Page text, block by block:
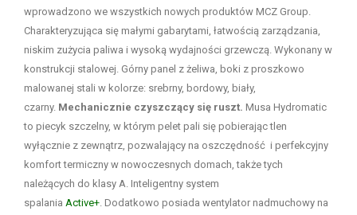
wprowadzono we wszystkich nowych produktów MCZ Group.
Charakteryzująca się małymi gabarytami, łatwością zarządzania,
niskim zużycia paliwa i wysoką wydajności grzewczą. Wykonany w
konstrukcji stalowej. Górny panel z żeliwa, boki z proszkowo
malowanej stali w kolorze: srebrny, bordowy, biały,
czarny. Mechanicznie czyszczący się ruszt. Musa Hydromatic
to piecyk szczelny, w którym pelet pali się pobierając tlen
wyłącznie z zewnątrz, pozwalający na oszczędność i perfekcyjny
komfort termiczny w nowoczesnych domach, także tych
należących do klasy A. Inteligentny system
spalania Active+. Dodatkowo posiada wentylator nadmuchowy na